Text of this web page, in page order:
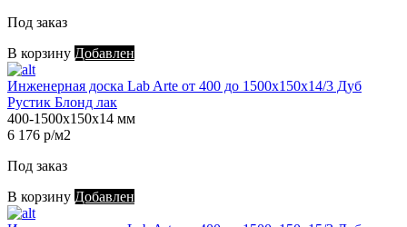
Под заказ
В корзину Добавлен
Инженерная доска Lab Arte от 400 до 1500х150х14/3 Дуб
Рустик Блонд лак
400-1500х150х14 мм
6 176 р/м2
Под заказ
В корзину Добавлен